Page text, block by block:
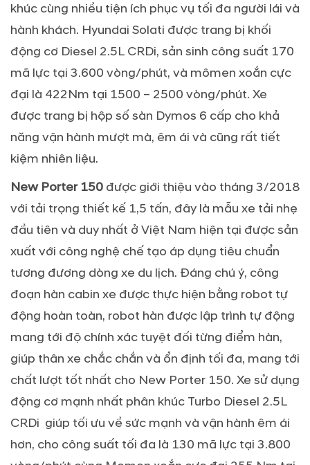
khúc cùng nhiều tiện ích phục vụ tối đa người lái và
hành khách. Hyundai Solati được trang bị khối
động cơ Diesel 2.5L CRDi, sản sinh công suất 170
mã lực tại 3.600 vòng/phút, và mômen xoắn cực
đại là 422Nm tại 1500 – 2500 vòng/phút. Xe
được trang bị hộp số sàn Dymos 6 cấp cho khả
năng vận hành mượt mà, êm ái và cũng rất tiết
kiệm nhiên liệu.
New Porter 150 được giới thiệu vào tháng 3/2018
với tải trọng thiết kế 1,5 tấn, đây là mẫu xe tải nhẹ
đầu tiên và duy nhất ở Việt Nam hiện tại được sản
xuất với công nghệ chế tạo áp dụng tiêu chuẩn
tương đương dòng xe du lịch. Đáng chú ý, công
đoạn hàn cabin xe được thực hiện bằng robot tự
động hoàn toàn, robot hàn được lập trình tự động
mang tới độ chính xác tuyệt đối từng điểm hàn,
giúp thân xe chắc chắn và ổn định tối đa, mang tới
chất lượt tốt nhất cho New Porter 150. Xe sử dụng
động cơ mạnh nhất phân khúc Turbo Diesel 2.5L
CRDi giúp tối ưu về sức mạnh và vận hành êm ái
hơn, cho công suất tối đa là 130 mã lực tại 3.800